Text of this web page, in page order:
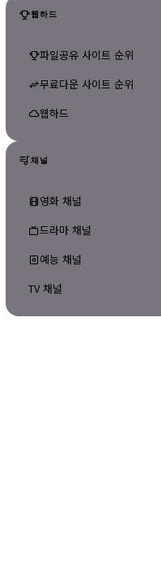
웹하드
파일공유 사이트 순위
무료다운 사이트 순위
웹하드
채널
영화 채널
드라마 채널
예능 채널
TV 채널